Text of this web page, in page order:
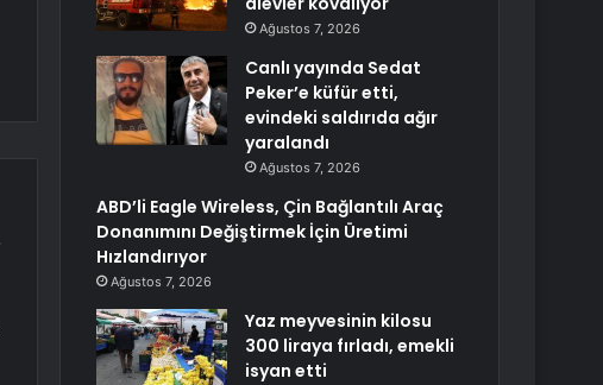
Ağustos 7, 2026
Canlı yayında Sedat
Peker’e küfür etti,
evindeki saldırıda ağır
yaralandı
Ağustos 7, 2026
ABD’li Eagle Wireless, Çin Bağlantılı Araç
Donanımını Değiştirmek İçin Üretimi
Hızlandırıyor
Ağustos 7, 2026
Yaz meyvesinin kilosu
300 liraya fırladı, emekli
isyan etti